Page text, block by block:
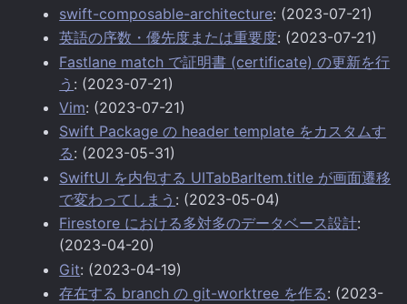
swift-composable-architecture: (2023-07-21)
英語の序数・優先度または重要度: (2023-07-21)
Fastlane match で証明書 (certificate) の更新を行
う : (2023-07-21)
Vim: (2023-07-21)
Swift Package の header template をカスタムす
る: (2023-05-31)
SwiftUI を内包する UITabBarItem.title が画面遷移
で変わってしまう : (2023-05-04)
Firestore における多対多のデータベース設計:
(2023-04-20)
Git: (2023-04-19)
存在する branch の git-worktree を作る: (2023-